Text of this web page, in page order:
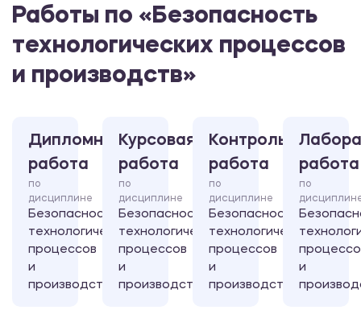
Работы по «Безопасность
технологических процессов
и производств»
Дипломная
работа
по
дисциплине
Безопасность
технологических
процессов
и
производств
Курсовая
работа
по
дисциплине
Безопасность
технологических
процессов
и
производств
Контрольная
работа
по
дисциплине
Безопасность
технологических
процессов
и
производств
работа
по
и